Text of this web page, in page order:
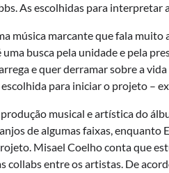
As escolhidas para interpretar
música marcante que fala
uma busca pela unidade e pela
e quer derramar sobre a
para iniciar o projeto –
musical e artística do
de algumas faixas, enquanto
Misael Coelho conta que
collabs entre os artistas. De